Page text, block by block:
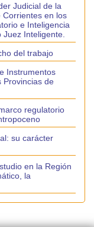
Judicial de la
Corrientes en los
e Inteligencia
Inteligente.
del trabajo
Instrumentos
Provincias de
regulatorio
su carácter
en la Región
la